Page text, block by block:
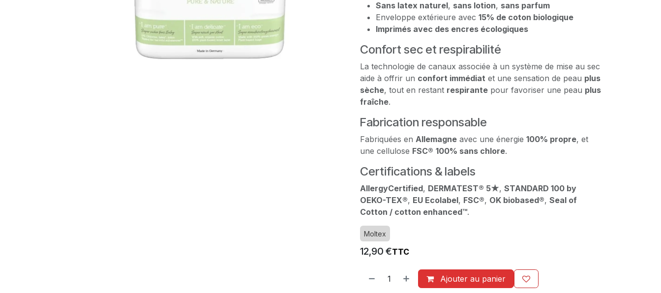
Sans latex naturel, sans lotion, sans parfum
Enveloppe extérieure avec 15% de coton biologique
Imprimés avec des encres écologiques
Confort sec et respirabilité
La technologie de canaux associée à un système de mise au sec
aide à offrir un confort immédiat et une sensation de peau plus
sèche, tout en restant respirante pour favoriser une peau plus
fraîche.
Fabrication responsable
Fabriquées en Allemagne avec une énergie 100% propre, et
une cellulose FSC® 100% sans chlore.
Certifications & labels
AllergyCertified, DERMATEST® 5★, STANDARD 100 by
OEKO-TEX®, EU Ecolabel, FSC®, OK biobased®, Seal of
Cotton / cotton enhanced™.
Moltex
12,90 €TTC
Ajouter au panier